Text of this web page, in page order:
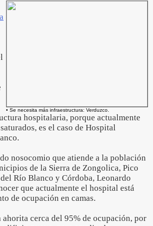
• Se necesita más infraestructura: Verduzco.
hospitalaria, porque actualmente
es el caso de Hospital
nosocomio que atiende a la población
de la Sierra de Zongolica, Pico
Río Blanco y Córdoba, Leonardo
que actualmente el hospital está
de ocupación en camas.
cerca del 95% de ocupación, por